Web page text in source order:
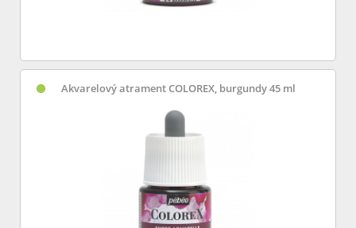
Akvarelový atrament COLOREX, burgundy 45 ml